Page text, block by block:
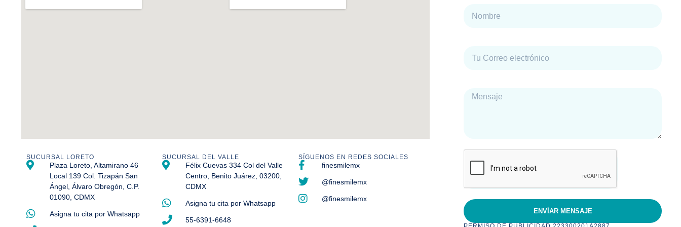
SUCURSAL LORETO
Plaza Loreto, Altamirano 46
Local 139 Col. Tizapán San
Ángel, Álvaro Obregón, C.P.
01090, CDMX
Asigna tu cita por Whatsapp
SUCURSAL DEL VALLE
Félix Cuevas 334 Col del Valle
Centro, Benito Juárez, 03200,
CDMX
Asigna tu cita por Whatsapp
55-6391-6648
SÍGUENOS EN REDES SOCIALES
finesmilemx
@finesmilemx
@finesmilemx
ENVÍAR MENSAJE